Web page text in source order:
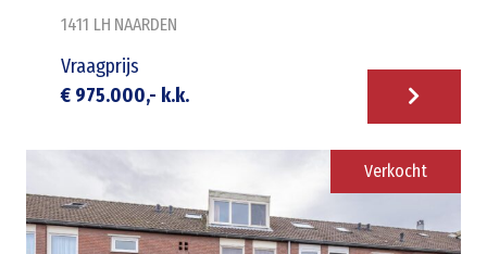
1411 LH NAARDEN
Vraagprijs
€ 975.000,- k.k.
Verkocht